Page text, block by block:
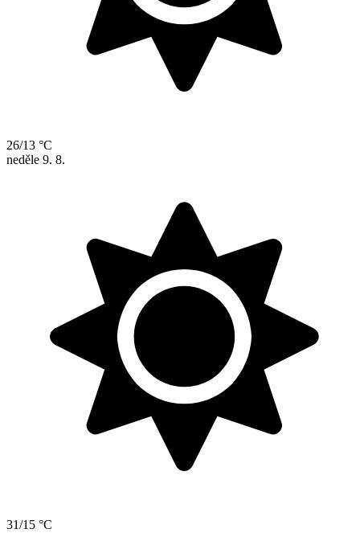
26/13 °C
neděle 9. 8.
31/15 °C